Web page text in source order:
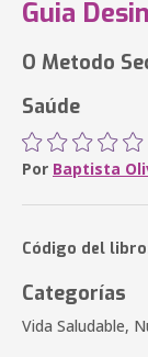
Guia
O Metodo
Saúde
Por Baptista
Código del
Categorías
Vida Saludable,